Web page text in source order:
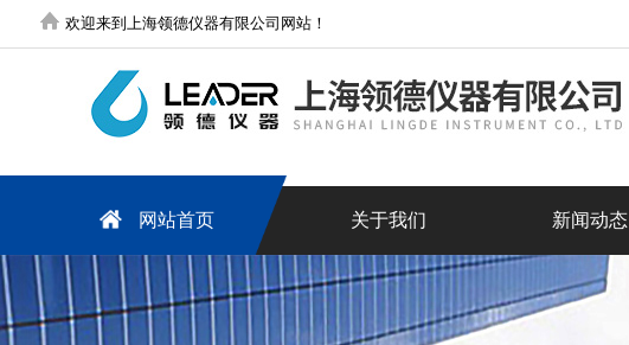
欢迎来到上海领德仪器有限公司网站！
网站首页 关于我们 新闻动态